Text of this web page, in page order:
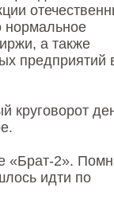
нормальное
а также
предприятий
круговорот
«Брат-2».
идти по